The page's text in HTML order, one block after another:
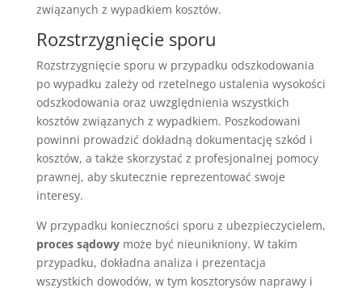
związanych z wypadkiem kosztów.
Rozstrzygnięcie sporu
Rozstrzygnięcie sporu w przypadku odszkodowania
po wypadku zależy od rzetelnego ustalenia wysokości
odszkodowania oraz uwzględnienia wszystkich
kosztów związanych z wypadkiem. Poszkodowani
powinni prowadzić dokładną dokumentację szkód i
kosztów, a także skorzystać z profesjonalnej pomocy
prawnej, aby skutecznie reprezentować swoje
interesy.
W przypadku konieczności sporu z ubezpieczycielem,
proces sądowymoże być nieunikniony. W takim
przypadku, dokładna analiza i prezentacja
wszystkich dowodów, w tym kosztorysów naprawy i